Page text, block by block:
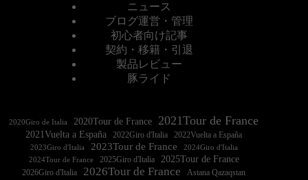
ニュース
ブログ運営・管理
初心者向け記事
契約・移籍・引退
製品レビュー
豚ライド
2020Giro de Italia 2020Tour de France 2021Tour de France
2021Vuelta a España 2022Vuelta a España
2023Giro d'Italia 2023Tour de France
2024Giro d'Italia‏
2024Tour de France
2025Giro d'Italia 2025Tour de France
2026Giro d'Italia 2026Tour de France Astana Qazaqstan